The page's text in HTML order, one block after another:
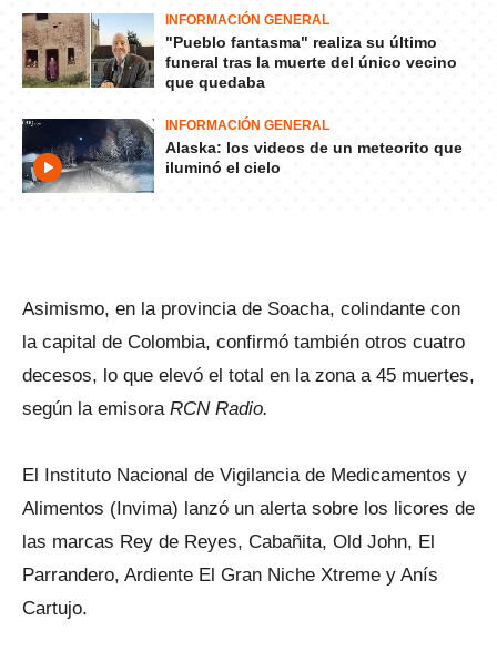
INFORMACIÓN GENERAL
"Pueblo fantasma" realiza su último
funeral tras la muerte del único vecino
que quedaba
INFORMACIÓN GENERAL
Alaska: los videos de un meteorito que
iluminó el cielo
Asimismo, en la provincia de Soacha, colindante con
la capital de Colombia, confirmó también otros cuatro
decesos, lo que elevó el total en la zona a 45 muertes,
según la emisora RCN Radio.
El Instituto Nacional de Vigilancia de Medicamentos y
Alimentos (Invima) lanzó un alerta sobre los licores de
las marcas Rey de Reyes, Cabañita, Old John, El
Parrandero, Ardiente El Gran Niche Xtreme y Anís
Cartujo.